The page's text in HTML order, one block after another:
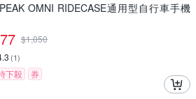
OMNI RIDECASE通用型自行車手機
$1,050
(1)
下殺 券